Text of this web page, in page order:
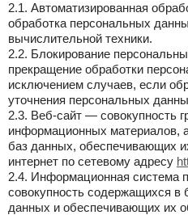
2.1. Автоматизированная
обработка персональных
вычислительной техники.
2.2. Блокирование
прекращение обработки
исключением случаев, если
уточнения персональных
2.3. Веб-сайт — совокупность
информационных материалов,
баз данных, обеспечивающих
интернет по сетевому адресу
2.4. Информационная система
совокупность содержащихся в
данных и обеспечивающих их